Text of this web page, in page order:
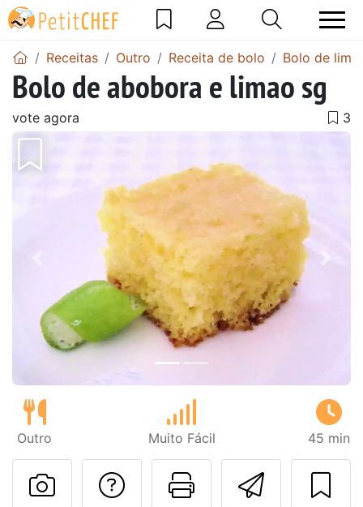
Receitas Outro Receita de bolo Bolo de
Bolo de abobora e limao sg
vote agora
Outro Muito Fácil 45 min
Imprima
Falar com o autor